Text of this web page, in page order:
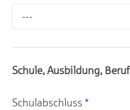
---
Schule, Ausbildung, Beruf
Schulabschluss *